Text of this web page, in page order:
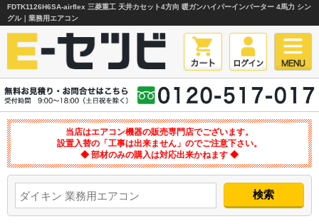
FDTK1126H6SA-airflex 三菱重工 天井カセット4方向 暖ガンハイパーインバーター 4馬力 シン
グル｜業務用エアコン
当店はエアコン機器の販売専門店でございます。
設置入替の「工事は出来ません」のでご注意下さい。
◆ 部材のみの購入は対応出来かねます ◆